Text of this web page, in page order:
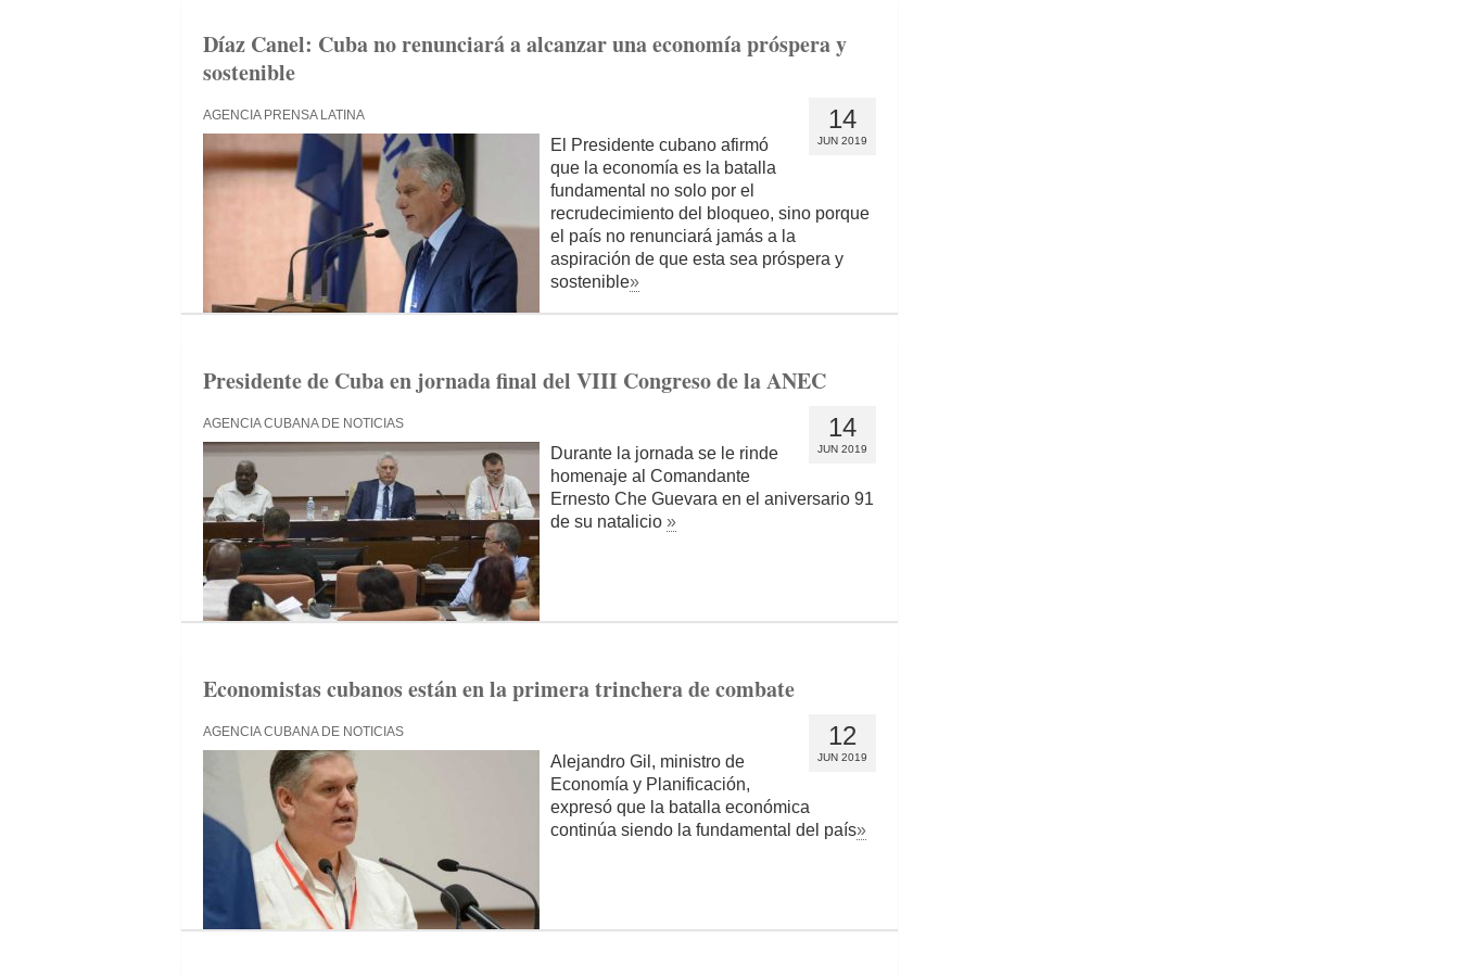
Díaz Canel: Cuba no renunciará a alcanzar una economía próspera y
sostenible
14
JUN 2019
AGENCIA PRENSA LATINA
El Presidente cubano afirmó
que la economía es la batalla
fundamental no solo por el
recrudecimiento del bloqueo, sino porque
el país no renunciará jamás a la
aspiración de que esta sea próspera y
sostenible»
Presidente de Cuba en jornada final del VIII Congreso de la ANEC
14
JUN 2019
AGENCIA CUBANA DE NOTICIAS
Durante la jornada se le rinde
homenaje al Comandante
Ernesto Che Guevara en el aniversario 91
de su natalicio »
Economistas cubanos están en la primera trinchera de combate
12
JUN 2019
AGENCIA CUBANA DE NOTICIAS
Alejandro Gil, ministro de
Economía y Planificación,
expresó que la batalla económica
continúa siendo la fundamental del país»